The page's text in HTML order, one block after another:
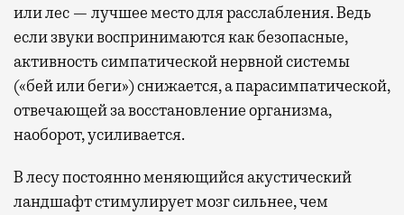
или лес — лучшее место для расслабления. Ведь
если звуки воспринимаются как безопасные,
активность симпатической нервной системы
(«бей или беги») снижается, а парасимпатической,
отвечающей за восстановление организма,
наоборот, усиливается.
В лесу постоянно меняющийся акустический
ландшафт стимулирует мозг сильнее, чем